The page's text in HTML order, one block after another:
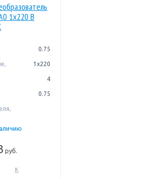
1х220 В
0.75
1х220
4
0.75
руб.
К